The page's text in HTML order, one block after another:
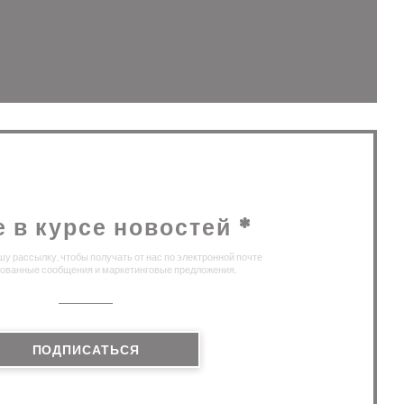
окне))
новом окне))
в курсе новостей *
рассылку, чтобы получать от нас по электронной почте
сообщения и маркетинговые предложения.
ПОДПИСАТЬСЯ